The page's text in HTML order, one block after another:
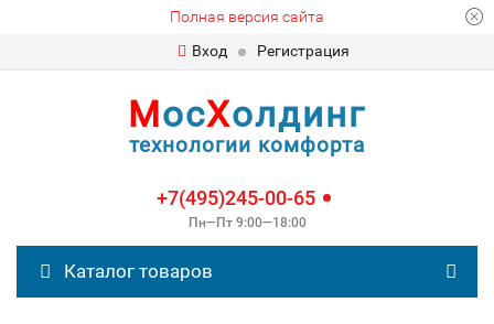
Полная версия сайта
Вход
Регистрация
МосХолдинг
технологии комфорта
+7(495)245-00-65
Пн—Пт 9:00—18:00
Каталог товаров